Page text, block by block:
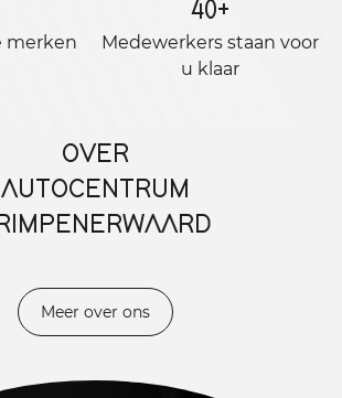
merken
40+
Medewerkers staan ​​voor
u klaar
OVER
AUTOCENTRUM
Meer over ons